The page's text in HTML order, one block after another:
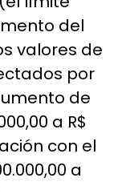
del
valores de
por
de
a R$
con el
a